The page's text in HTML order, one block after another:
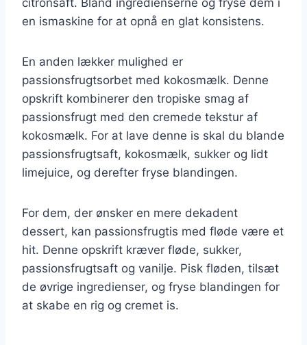
en ismaskine for at opnå en glat konsistens.
En anden lækker mulighed er
passionsfrugtsorbet med kokosmælk. Denne
opskrift kombinerer den tropiske smag af
passionsfrugt med den cremede tekstur af
kokosmælk. For at lave denne is skal du blande
passionsfrugtsaft, kokosmælk, sukker og lidt
limejuice, og derefter fryse blandingen.
For dem, der ønsker en mere dekadent
dessert, kan passionsfrugtis med fløde være et
hit. Denne opskrift kræver fløde, sukker,
passionsfrugtsaft og vanilje. Pisk fløden, tilsæt
de øvrige ingredienser, og fryse blandingen for
at skabe en rig og cremet is.